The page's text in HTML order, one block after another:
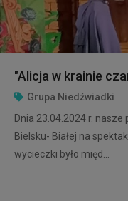
"Alicja w krainie
Grupa Niedźwiadki
Dnia 23.04.2024 r. nasze
Bielsku- Białej na
wycieczki było międ...